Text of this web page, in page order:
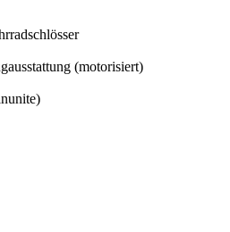
(motorisiert)